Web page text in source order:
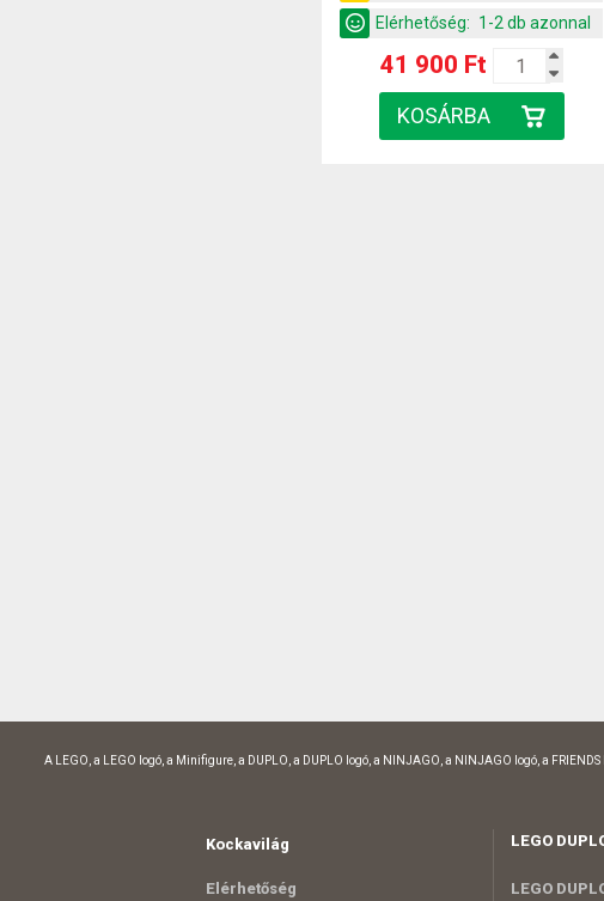
Elérhetőség: 1-2 db azonnal
41 900 Ft
A LEGO, a LEGO logó, a Minifigure, a DUPLO, a DUPLO logó, a NINJAGO, a NINJAGO logó, a
Kockavilág
Elérhetőség
LEGO
LEGO